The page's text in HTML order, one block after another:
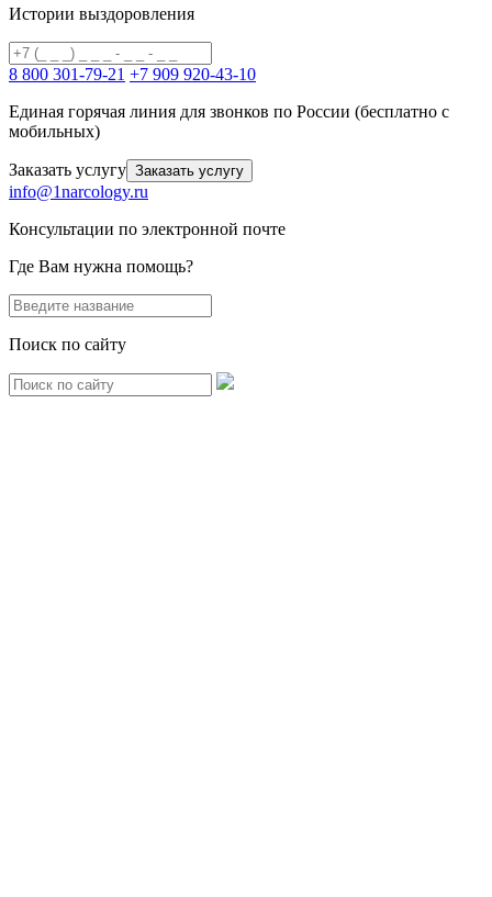
Истории выздоровления
8 800 301-79-21 +7 909 920-43-10
Единая горячая линия для звонков по России (бесплатно с
мобильных)
Заказать услугу Заказать услугу
info@1narcology.ru
Консультации по электронной почте
Где Вам нужна помощь?
Поиск по сайту